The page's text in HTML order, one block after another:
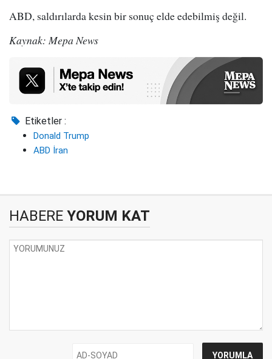
ABD, saldırılarda kesin bir sonuç elde edebilmiş değil.
Kaynak: Mepa News
Etiketler :
Donald Trump
ABD İran
HABERE YORUM KAT